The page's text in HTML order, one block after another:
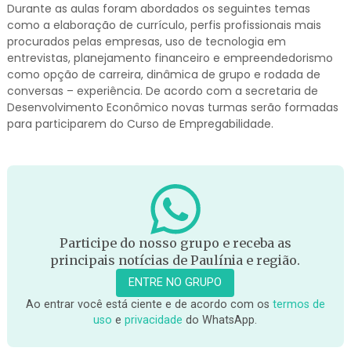
Durante as aulas foram abordados os seguintes temas
como a elaboração de currículo, perfis profissionais mais
procurados pelas empresas, uso de tecnologia em
entrevistas, planejamento financeiro e empreendedorismo
como opção de carreira, dinâmica de grupo e rodada de
conversas – experiência. De acordo com a secretaria de
Desenvolvimento Econômico novas turmas serão formadas
para participarem do Curso de Empregabilidade.
Participe do nosso grupo e receba as
principais notícias de Paulínia e região.
ENTRE NO GRUPO
Ao entrar você está ciente e de acordo com os termos de
uso eprivacidade do WhatsApp.